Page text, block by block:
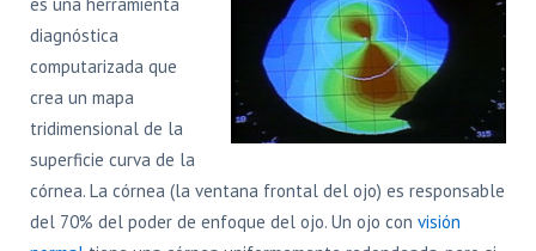
diagnóstica
computarizada que
crea un mapa
tridimensional de la
superficie curva de la
córnea. La córnea (la ventana frontal del ojo) es responsable
del 70% del poder de enfoque del ojo. Un ojo con visión